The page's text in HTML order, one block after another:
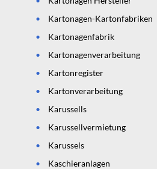
Kartonagen-Kartonfabriken
Kartonagenfabrik
Kartonagenverarbeitung
Kartonregister
Kartonverarbeitung
Karussells
Karussellvermietung
Karussels
Kaschieranlagen